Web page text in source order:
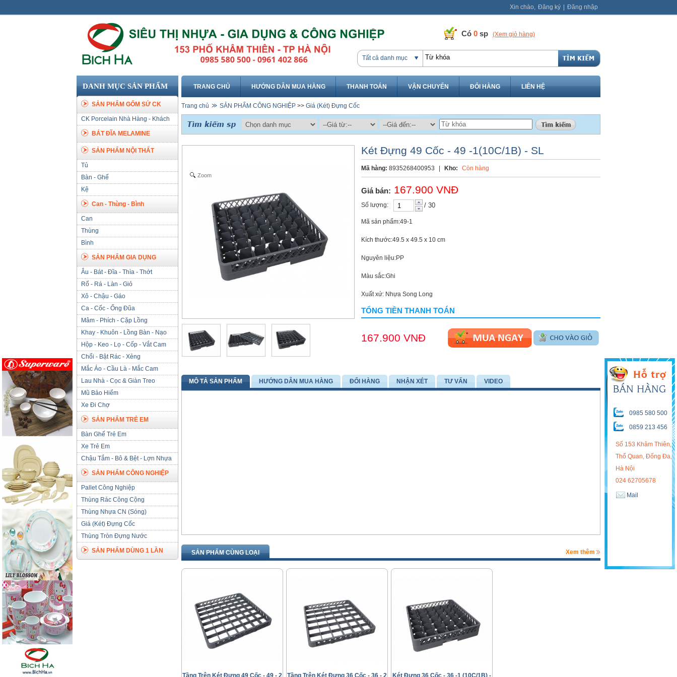
0985 580 500
0859 213 456
Số 153 Khâm Thiên,
Thổ Quan, Đống Đa,
Hà Nội
024 62705678
Mail
Xin chào, Đăng ký Đăng nhập
Có 0 sp (Xem giỏ hàng)
Tất cả danh mục
DANH MỤC SẢN PHẨM
SẢN PHẨM GỐM SỨ CK
CK Porcelain Nhà Hàng - Khách
SạnBÁT ĐĨA MELAMINE
SẢN PHẨM NỘI THẤT
Tủ
Bàn - Ghế
Kệ
Can - Thùng - Bình
Can
Thùng
Bình
SẢN PHẨM GIA DỤNG
Âu - Bát - Đĩa - Thìa - Thớt
Rổ - Rá - Làn - Giỏ
Xô - Chậu - Gáo
Ca - Cốc - Ống Đũa
Mâm - Phích - Cặp Lồng
Khay - Khuôn - Lồng Bàn - Nạo
Hộp - Keo - Lọ - Cốp - Vắt Cam
Chổi - Bật Rác - Xẻng
Mắc Áo - Cầu Là - Mắc Cam
Lau Nhà - Cọc & Giàn Treo
Mũ Bảo Hiểm
Xe Đi Chợ
SẢN PHẨM TRẺ EM
Bàn Ghế Trẻ Em
Xe Trẻ Em
Chậu Tắm - Bô & Bệt - Lợn Nhựa
SẢN PHẨM CÔNG NGHIỆP
Pallet Công Nghiệp
Thùng Rác Công Cộng
Thùng Nhựa CN (Sóng)
Giá (Két) Đựng Cốc
Thùng Tròn Đựng Nước
SẢN PHẨM DÙNG 1 LẦN
TRANG CHỦ HƯỚNG DẪN MUA HÀNG THANH TOÁN VẬN CHUYỂN ĐỔI HÀNG LIÊN HỆ
Trang chủ SẢN PHẨM CÔNG NGHIỆP >> Giá (Két) Đựng Cốc
Zoom
Két Đựng 49 Cốc - 49 -1(10C/1B) - SL
Mã hàng: 8935268400953 Kho: Còn hàng
Giá bán: 167.900 VNĐ
Số lượng: / 30
Mã sản phẩm:49-1
Kích thước:49.5 x 49.5 x 10 cm
Nguyên liệu:PP
Màu sắc:Ghi
Xuất xứ: Nhựa Song Long
TỔNG TIỀN THANH TOÁN
167.900 VNĐ
MÔ TẢ SẢN PHẨM HƯỚNG DẪN MUA HÀNG ĐỔI HÀNG NHẬN XÉT TƯ VẤN VIDEO
SẢN PHẨM CÙNG LOẠI Xem thêm
Tầng Trên Két Đựng 49 Cốc - 49 - 2 Tầng Trên Két Đựng 36 Cốc - 36 - 2 Két Đựng 36 Cốc - 36 -1 (10C/1B) -